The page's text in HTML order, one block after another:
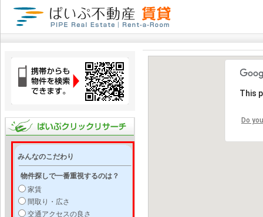
みんなのこだわり
物件探しで一番重視するのは？
家賃
間取り・広さ
交通アクセスの良さ
This
Do